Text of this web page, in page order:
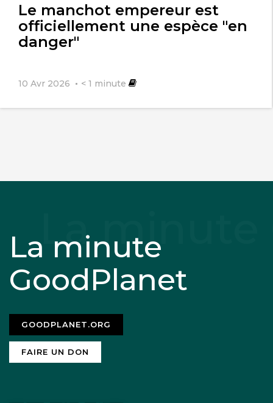
Le manchot empereur est
officiellement une espèce "en
danger"
10 Avr 2026 < 1 minute
La minute
GoodPlanet
GOODPLANET.ORG
FAIRE UN DON